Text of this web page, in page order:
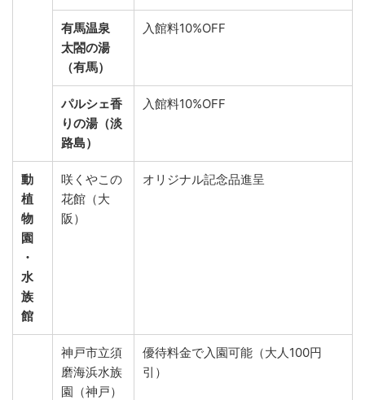
有馬温泉
太閤の湯
（有馬）
入館料10%OFF
パルシェ香
りの湯（淡
路島）
入館料10%OFF
動
植
物
園
・
水
族
館
咲くやこの
花館（大
阪）
オリジナル記念品進呈
神戸市立須
磨海浜水族
園（神戸）
優待料金で入園可能（大人100円
引）